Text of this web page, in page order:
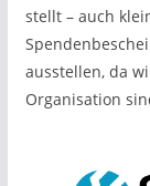
stellt – auch
ausstellen, da
Organisation